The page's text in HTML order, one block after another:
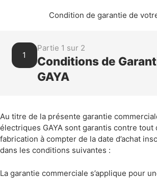
Condition de garantie de
1
Partie 1 sur 2
Conditions de
GAYA
Au titre de la présente garantie
électriques GAYA sont garantis contre tout
fabrication à compter de la date d’achat
dans les conditions suivantes :
La garantie commerciale s’applique pour